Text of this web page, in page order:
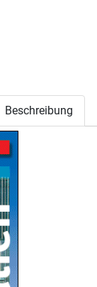
Beschreibung